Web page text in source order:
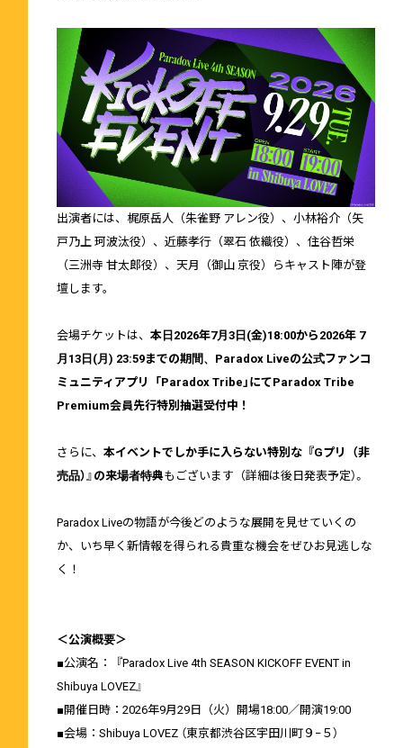
出演者には、梶原岳人（朱雀野 アレン役）、小林裕介（矢
戸乃上 珂波汰役）、近藤孝行（翠石 依織役）、住谷哲栄
（三洲寺 甘太郎役）、天月（御山 京役）らキャスト陣が登
壇します。
会場チケットは、 本日2026年7月3日(金)18:00から2026年 7
月13日(月) 23:59までの期間、Paradox Liveの公式ファンコ
ミュニティアプリ「Paradox Tribe」にてParadox Tribe
Premium会員先行特別抽選受付中！
さらに、 本イベントでしか手に入らない特別な『Gプリ（非
売品）』の来場者特典もございます（詳細は後日発表予定）。
Paradox Liveの物語が今後どのような展開を見せていくの
か、いち早く新情報を得られる貴重な機会をぜひお見逃しな
く！
＜公演概要＞
■公演名：『Paradox Live 4th SEASON KICKOFF EVENT in
Shibuya LOVEZ』
■開催日時：2026年9月29日（火）開場18:00／開演19:00
■会場：Shibuya LOVEZ （東京都渋谷区宇田川町９−５）